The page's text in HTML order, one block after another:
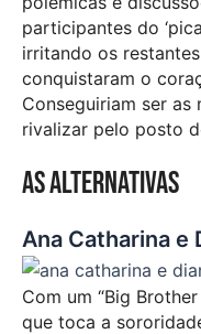
participantes do
irritando os
conquistaram o
Conseguiriam ser as
rivalizar pelo posto
As alternativas
Ana Catharina e
Com um “Big
que toca a